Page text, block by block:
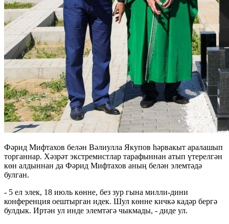
Фәрид Мифтахов белән Вәлиулла Якупов һәрвакыт аралашып
торганнар. Хәзрәт экстремистлар тарафыннан атып үтерелгән
көн алдыннан да Фәрид Мифтахов аның белән элемтәдә
булган.
- 5 ел элек, 18 июль көнне, без зур гына милли-дини
конференция оештырган идек. Шул көнне кичкә кадәр бергә
булдык. Иртән ул инде элемтәгә чыкмады, - диде ул.